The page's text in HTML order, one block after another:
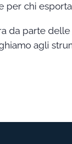
per chi
da parte
agli